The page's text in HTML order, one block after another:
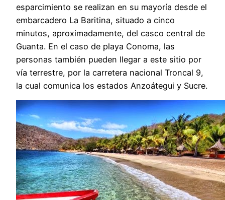
esparcimiento se realizan en su mayoría desde el
embarcadero La Baritina, situado a cinco
minutos, aproximadamente, del casco central de
Guanta. En el caso de playa Conoma, las
personas también pueden llegar a este sitio por
vía terrestre, por la carretera nacional Troncal 9,
la cual comunica los estados Anzoátegui y Sucre.